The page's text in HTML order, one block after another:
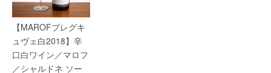
【MAROFブレグキ
ュヴェ白2018】辛
口白ワイン／マロフ
／シャルドネ ソー